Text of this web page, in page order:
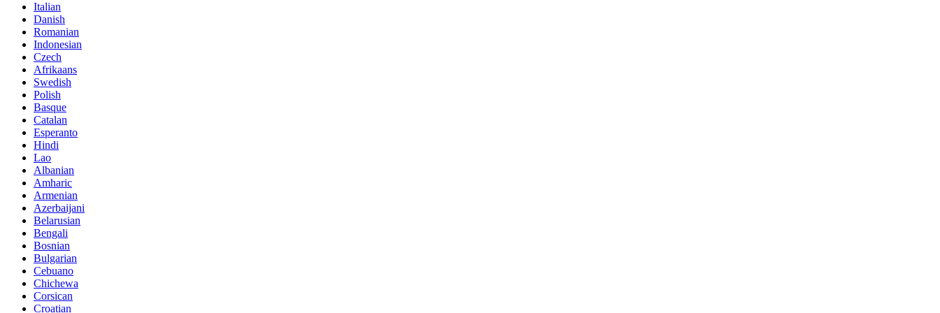
Italian
Danish
Romanian
Indonesian
Czech
Afrikaans
Swedish
Polish
Basque
Catalan
Esperanto
Hindi
Lao
Albanian
Amharic
Armenian
Azerbaijani
Belarusian
Bengali
Bosnian
Bulgarian
Cebuano
Chichewa
Corsican
Croatian